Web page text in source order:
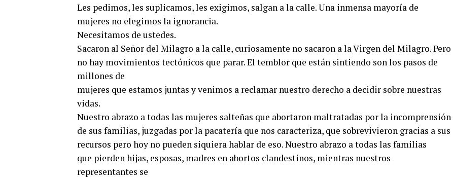
Les pedimos, les suplicamos, les exigimos, salgan a la calle. Una inmensa mayoría de
mujeres no elegimos la ignorancia.
Necesitamos de ustedes.
Sacaron al Señor del Milagro a la calle, curiosamente no sacaron a la Virgen del Milagro. Pero
no hay movimientos tectónicos que parar. El temblor que están sintiendo son los pasos de
millones de
mujeres que estamos juntas y venimos a reclamar nuestro derecho a decidir sobre nuestras
vidas.
Nuestro abrazo a todas las mujeres salteñas que abortaron maltratadas por la incomprensión
de sus familias, juzgadas por la pacatería que nos caracteriza, que sobrevivieron gracias a sus
recursos pero hoy no pueden siquiera hablar de eso. Nuestro abrazo a todas las familias
que pierden hijas, esposas, madres en abortos clandestinos, mientras nuestros
representantes se